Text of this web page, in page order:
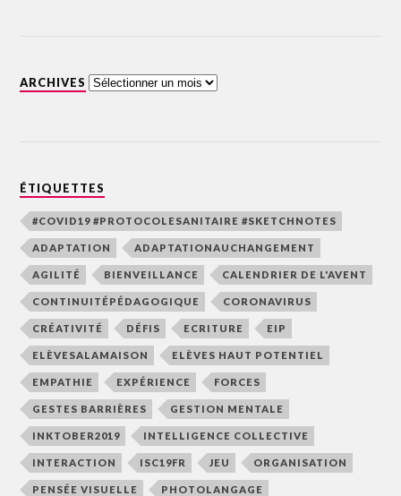
ARCHIVES
ÉTIQUETTES
#COVID19 #PROTOCOLESANITAIRE #SKETCHNOTES
ADAPTATION ADAPTATIONAUCHANGEMENT
AGILITÉ BIENVEILLANCE CALENDRIER DE L'AVENT
CONTINUITÉPÉDAGOGIQUE CORONAVIRUS
CRÉATIVITÉ DÉFIS ECRITURE EIP
ELÈVESALAMAISON ELÈVES HAUT POTENTIEL
EMPATHIE EXPÉRIENCE FORCES
GESTES BARRIÈRES GESTION MENTALE
INKTOBER2019 INTELLIGENCE COLLECTIVE
INTERACTION ISC19FR JEU ORGANISATION
PENSÉE VISUELLE PHOTOLANGAGE